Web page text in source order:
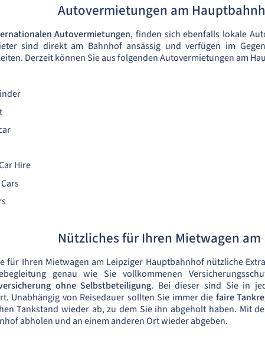
Autovermietungen am
Autovermietungen, finden sich ebenfalls lokale
sind direkt am Bahnhof ansässig und verfügen im
Derzeit können Sie aus folgenden Autovermietungen am
Hire
Nützliches für Ihren Mietwagen
für Ihren Mietwagen am Leipziger Hauptbahnhof nützliche
genau wie Sie vollkommenen
ohne Selbstbeteiligung. Bei dieser sind Sie in
Unabhängig von Reisedauer sollten Sie immer die faire
Tankstand wieder ab, zu dem Sie ihn abgeholt haben. Mit
abholen und an einem anderen Ort wieder abgeben.